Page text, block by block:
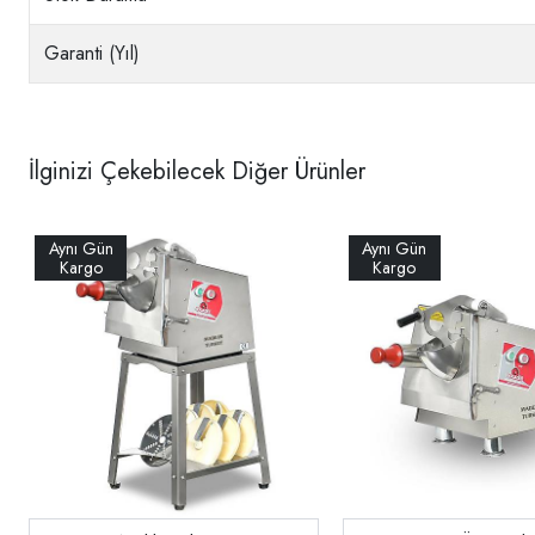
Garanti (Yıl)
İlginizi Çekebilecek Diğer Ürünler